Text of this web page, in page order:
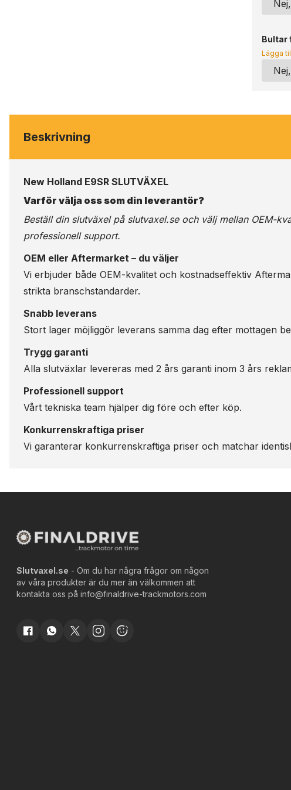
Bultar
Lägga
Beskrivning
New Holland E9SR SLUTVÄXEL
Varför välja oss som din leverantör?
Beställ din slutväxel på slutvaxel.seoch välj mellan OEM-
professionell support.
OEM eller Aftermarket – du väljer
Vi erbjuder både OEM-kvalitet och kostnadseffektiv
strikta branschstandarder.
Snabb leverans
Stort lager möjliggör leverans samma dag efter mottagen
Trygg garanti
Alla slutväxlar levereras med 2 års garanti inom 3 års
Professionell support
Vårt tekniska team hjälper dig före och efter köp.
Konkurrenskraftiga priser
Vi garanterar konkurrenskraftiga priser och matchar
Slutvaxel.se - Om du har några frågor om någon
av våra produkter är du mer än välkommen att
kontakta oss på info@finaldrive-trackmotors.com